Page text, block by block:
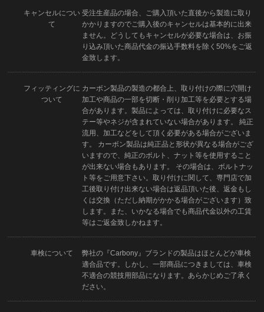
キャンセルについ
て
受注生産品の場合、ご購入頂いた直後から製造に取り
かかりますのでご購入後のキャンセルは基本的に出来
ません。どうしてもキャンセルが必要な場合は、お振
り込み頂いた商品代金の振込手数料を除く50%をご返
金致します。
フィッティングに
ついて
カーボン製品の製造の都合上、取り付けの際に穴開け
加工や商品の一部を切断・削り加工等を必要とする場
合があります。製品によっては、取り付けに必要なス
テー等やネジが含まれていない場合があります。 純正
流用、加工などをして頂く必要がある場合がございま
す。 カーボン製品は純正品と形状が異なる場合がござ
いますので、純正のボルト、ナット等を使用すること
が出来ない場合もあります。 その場合は、ボルトナッ
ト等をご用意下さい。取り付けに関して、専門店で加
工後取り付け出来ない場合は返品頂いた後、返金もし
くは交換（ただし納期がかかる場合がございます）致
します。また、いかなる場合でも商品代金以外の工賃
等はご返金致しかねます。
車検について
弊社の『Carbony』ブランドの製品はほとんどが車検
適合品です。しかし、一部商品につきましては、車検
不適合の競技用部品になります。あらかじめご了承く
ださい。